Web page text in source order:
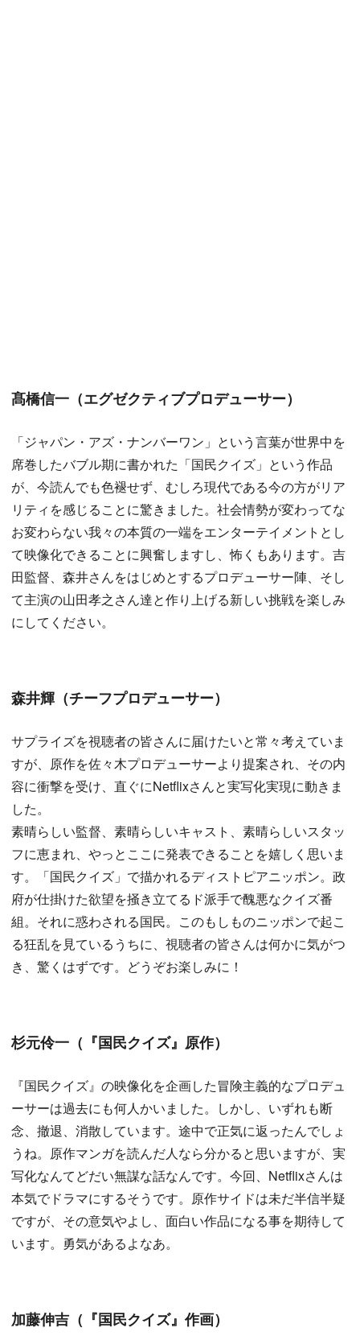
髙橋信一（エグゼクティブプロデューサー）
「ジャパン・アズ・ナンバーワン」という言葉が世界中を
席巻したバブル期に書かれた「国民クイズ」という作品
が、今読んでも色褪せず、むしろ現代である今の方がリア
リティを感じることに驚きました。社会情勢が変わってな
お変わらない我々の本質の一端をエンターテイメントとし
て映像化できることに興奮しますし、怖くもあります。吉
田監督、森井さんをはじめとするプロデューサー陣、そし
て主演の山田孝之さん達と作り上げる新しい挑戦を楽しみ
にしてください。
森井輝（チーフプロデューサー）
サプライズを視聴者の皆さんに届けたいと常々考えていま
すが、原作を佐々木プロデューサーより提案され、その内
容に衝撃を受け、直ぐにNetflixさんと実写化実現に動きま
した。
素晴らしい監督、素晴らしいキャスト、素晴らしいスタッ
フに恵まれ、やっとここに発表できることを嬉しく思いま
す。「国民クイズ」で描かれるディストピアニッポン。政
府が仕掛けた欲望を掻き立てるド派手で醜悪なクイズ番
組。それに惑わされる国民。このもしものニッポンで起こ
る狂乱を見ているうちに、視聴者の皆さんは何かに気がつ
き、驚くはずです。どうぞお楽しみに！
杉元伶一（『国民クイズ』原作）
『国民クイズ』の映像化を企画した冒険主義的なプロデュ
ーサーは過去にも何人かいました。しかし、いずれも断
念、撤退、消散しています。途中で正気に返ったんでしょ
うね。原作マンガを読んだ人なら分かると思いますが、実
写化なんてどだい無謀な話なんです。今回、Netflixさんは
本気でドラマにするそうです。原作サイドは未だ半信半疑
ですが、その意気やよし、面白い作品になる事を期待して
います。勇気があるよなあ。
加藤伸吉（『国民クイズ』作画）